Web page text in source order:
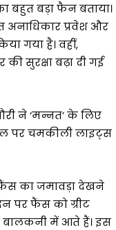
बहुत बड़ा फैन बताया।
प्रवेश और
गया है। वहीं,
सुरक्षा बढ़ा दी गई
ने ‘मन्नत’ के लिए
पर चमकीली लाइट्स
का जमावड़ा देखने
पर फैंस को ग्रीट
में आते हैं। इस